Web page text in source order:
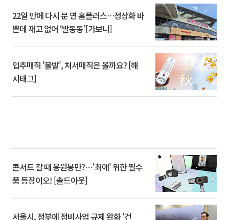
22일 만에 다시 문 연 홈플러스…정상화 바
쁜데 재고 없어 ‘발동동’[가보니]
입추매직 '불발', 처서매직은 올까요? [해
시태그]
콘서트 갈 때 응원봉만?⋯'최애' 위한 필수
품 등장이오! [솔드아웃]
서울시, 정부에 정비사업 규제 완화 '건